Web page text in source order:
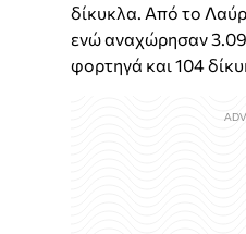
δίκυκλα. Από το
ενώ αναχώρησαν
φορτηγά και 104